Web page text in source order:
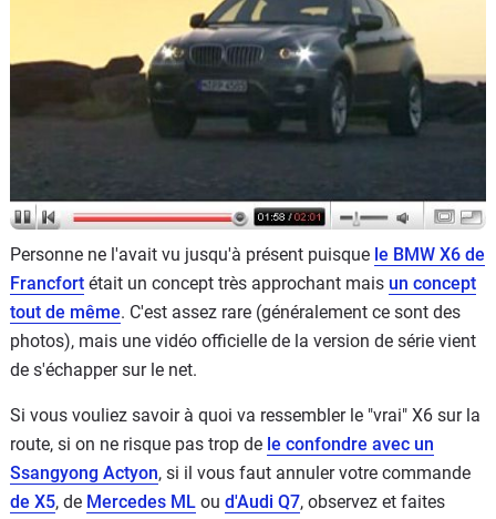
Personne ne l'avait vu jusqu'à présent puisque le BMW X6 de
Francfort était un concept très approchant mais un concept
tout de même. C'est assez rare (généralement ce sont des
photos), mais une vidéo officielle de la version de série vient
de s'échapper sur le net.
Si vous vouliez savoir à quoi va ressembler le "vrai" X6 sur la
route, si on ne risque pas trop de le confondre avec un
Ssangyong Actyon, si il vous faut annuler votre commande
de X5, de Mercedes ML ou d'Audi Q7, observez et faites